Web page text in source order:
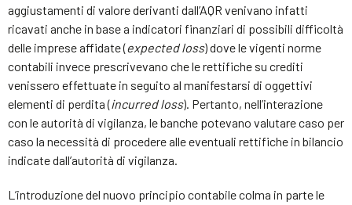
aggiustamenti di valore derivanti dall’AQR venivano infatti
ricavati anche in base a indicatori finanziari di possibili difficoltà
delle imprese affidate (expected loss) dove le vigenti norme
contabili invece prescrivevano che le rettifiche su crediti
venissero effettuate in seguito al manifestarsi di oggettivi
elementi di perdita (incurred loss). Pertanto, nell’interazione
con le autorità di vigilanza, le banche potevano valutare caso per
caso la necessità di procedere alle eventuali rettifiche in bilancio
indicate dall’autorità di vigilanza.
L’introduzione del nuovo principio contabile colma in parte le